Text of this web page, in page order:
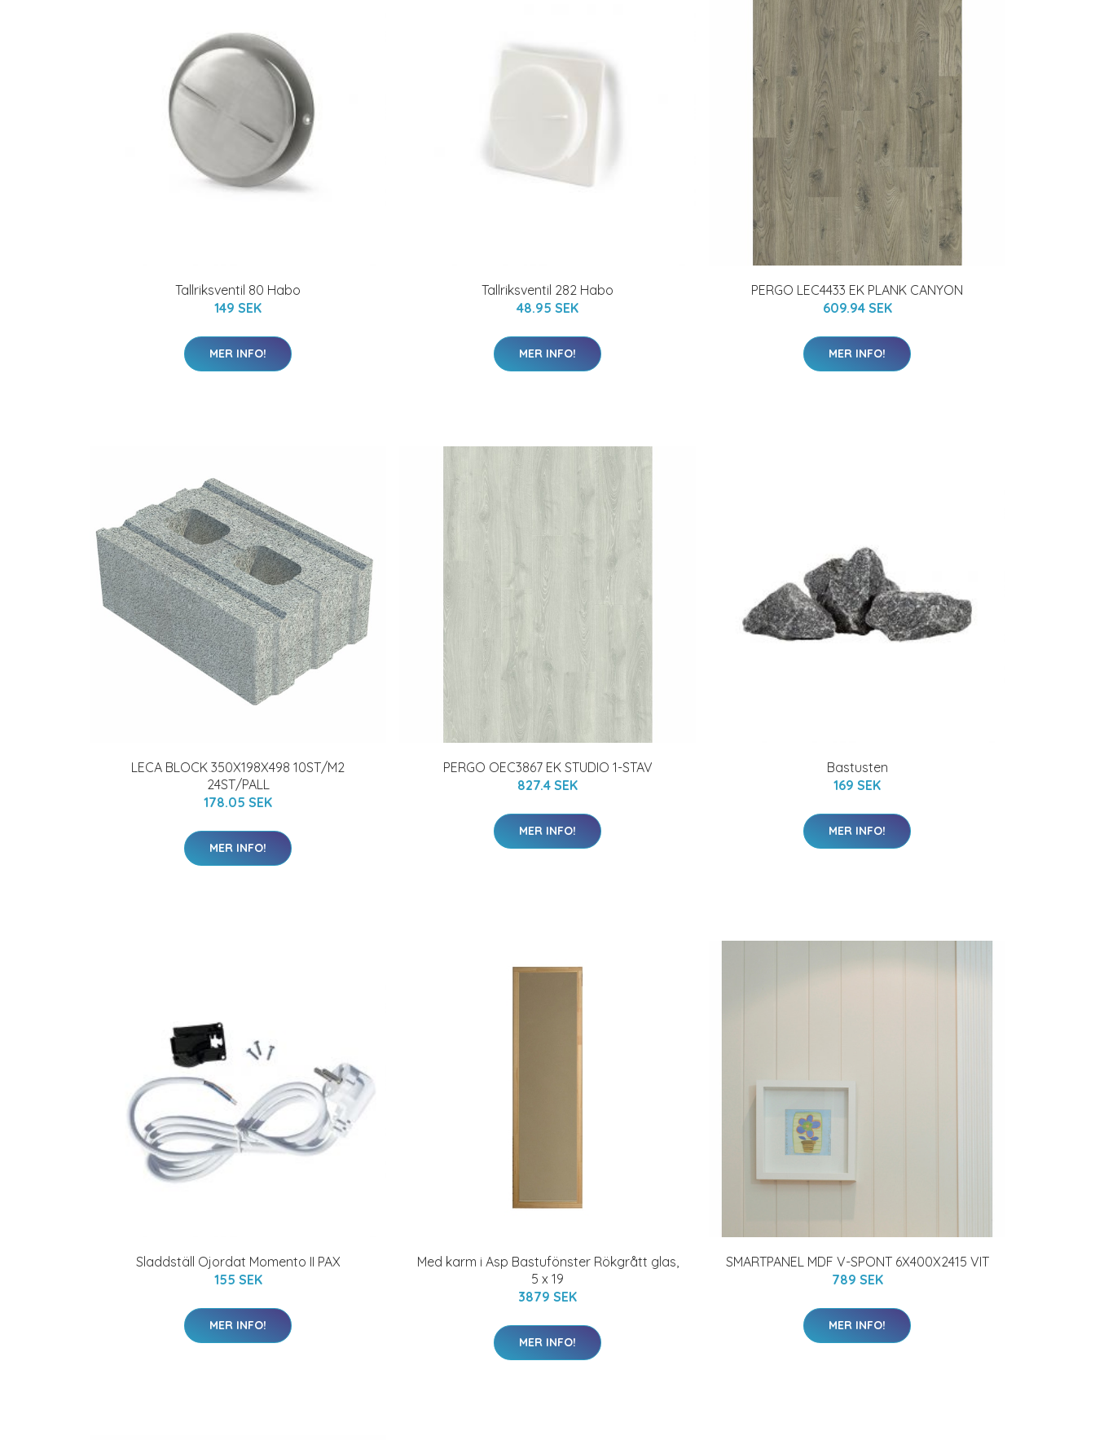
Tallriksventil 80 Habo
149 SEK
MER INFO!
Tallriksventil 282 Habo
48.95 SEK
MER INFO!
PERGO LEC4433 EK PLANK CANYON
609.94 SEK
MER INFO!
LECA BLOCK 350X198X498 10ST/M2
24ST/PALL
178.05 SEK
MER INFO!
PERGO OEC3867 EK STUDIO 1-STAV
827.4 SEK
MER INFO!
Bastusten
169 SEK
MER INFO!
Sladdställ Ojordat Momento II PAX
155 SEK
MER INFO!
Med karm i Asp Bastufönster Rökgrått glas,
5 x 19
3879 SEK
MER INFO!
SMARTPANEL MDF V-SPONT 6X400X2415 VIT
789 SEK
MER INFO!